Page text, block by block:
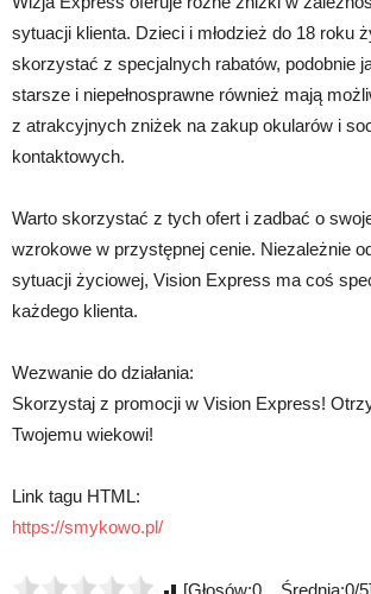
sytuacji klienta. Dzieci i młodzież do 18 roku
skorzystać z specjalnych rabatów, podobnie
starsze i niepełnosprawne również mają
z atrakcyjnych zniżek na zakup okularów i
kontaktowych.
Warto skorzystać z tych ofert i zadbać o
wzrokowe w przystępnej cenie. Niezależnie
sytuacji życiowej, Vision Express ma coś
każdego klienta.
Wezwanie do działania:
Skorzystaj z promocji w Vision Express!
Twojemu wiekowi!
Link tagu HTML:
https://smykowo.pl/